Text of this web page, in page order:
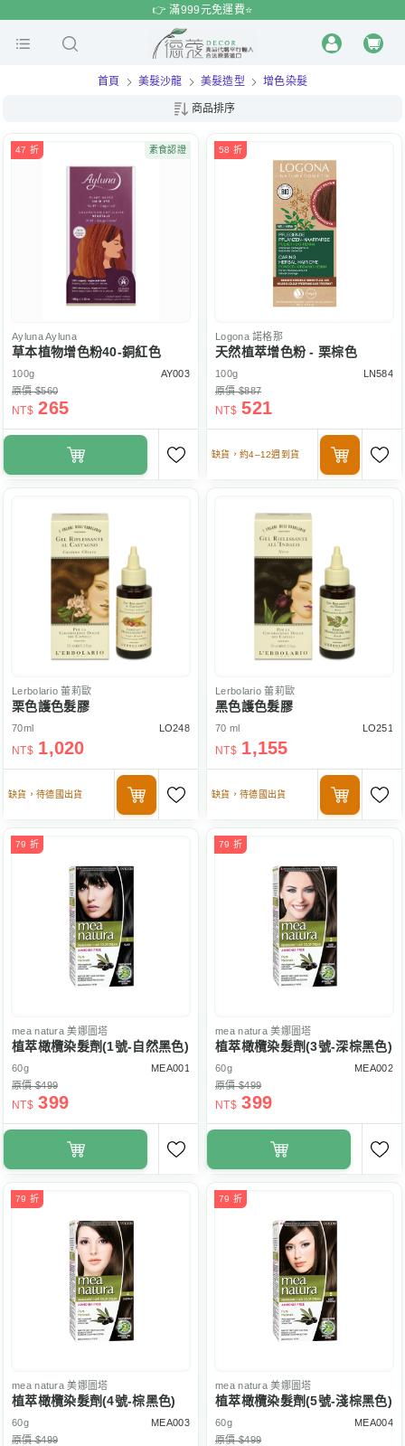
$
$
時 特賣
👉 滿999元免運費⭐️
首頁 美髮沙龍 美髮造型 增色染髮
商品排序
素食認證
47 折
AylunaAyluna
草本植物增色粉40-銅紅色
100g
AY003
原價 $560
NT$ 265
58 折
Logona諾格那
天然植萃增色粉 - 栗棕色
100g
LN584
原價 $887
NT$ 521
缺貨，約4–12週到貨
Lerbolario 蕾莉歐
栗色護色髮膠
70ml LO248
NT$ 1,020
缺貨，待德國出貨
Lerbolario 蕾莉歐
黑色護色髮膠
70 ml LO251
NT$ 1,155
缺貨，待德國出貨
79 折
mea natura 美娜圖塔
植萃橄欖染髮劑(1號-自然黑色)
60g
MEA001
原價 $499
NT$ 399
79 折
mea natura 美娜圖塔
植萃橄欖染髮劑(3號-深棕黑色)
60g
MEA002
原價 $499
NT$ 399
79 折
mea natura 美娜圖塔
植萃橄欖染髮劑(4號-棕黑色)
60g
MEA003
原價 $499
79 折
mea natura 美娜圖塔
植萃橄欖染髮劑(5號-淺棕黑色)
60g
MEA004
原價 $499